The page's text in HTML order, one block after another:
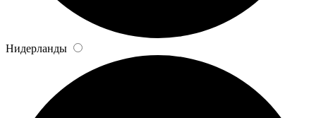
Нидерланды